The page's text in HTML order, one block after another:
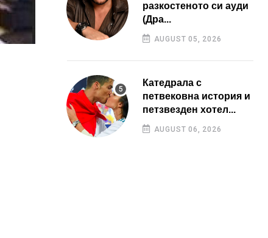
разкостеното си ауди
(Дра...
AUGUST 05, 2026
Катедрала с
петвековна история и
петзвезден хотел...
AUGUST 06, 2026